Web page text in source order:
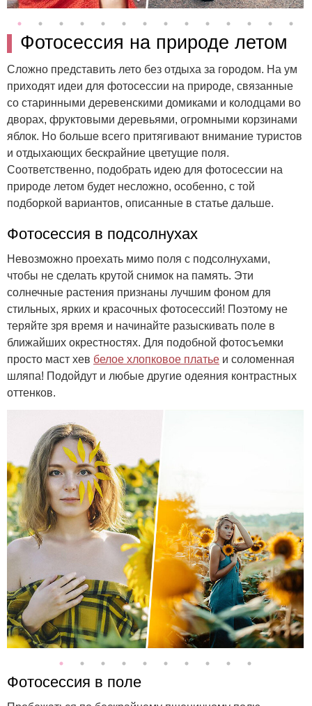
Фотосессия на природе летом
Сложно представить лето без отдыха за городом. На ум
приходят идеи для фотосессии на природе, связанные
со старинными деревенскими домиками и колодцами во
дворах, фруктовыми деревьями, огромными корзинами
яблок. Но больше всего притягивают внимание туристов
и отдыхающих бескрайние цветущие поля.
Соответственно, подобрать идею для фотосессии на
природе летом будет несложно, особенно, с той
подборкой вариантов, описанные в статье дальше.
Фотосессия в подсолнухах
Невозможно проехать мимо поля с подсолнухами,
чтобы не сделать крутой снимок на память. Эти
солнечные растения признаны лучшим фоном для
стильных, ярких и красочных фотосессий! Поэтому не
теряйте зря время и начинайте разыскивать поле в
ближайших окрестностях. Для подобной фотосъемки
просто маст хев белое хлопковое платье и соломенная
шляпа! Подойдут и любые другие одеяния контрастных
оттенков.
Фотосессия в поле